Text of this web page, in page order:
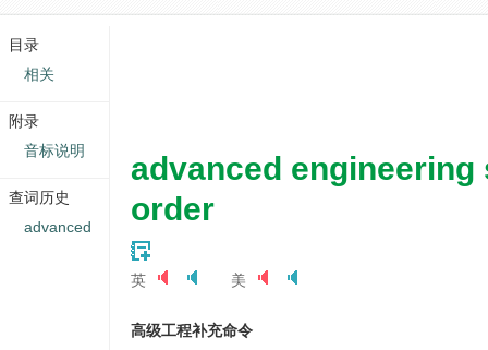
advanced engineering
order
英 美
高级工程补充命令
目录
相关
附录
音标说明
查词历史
advanced